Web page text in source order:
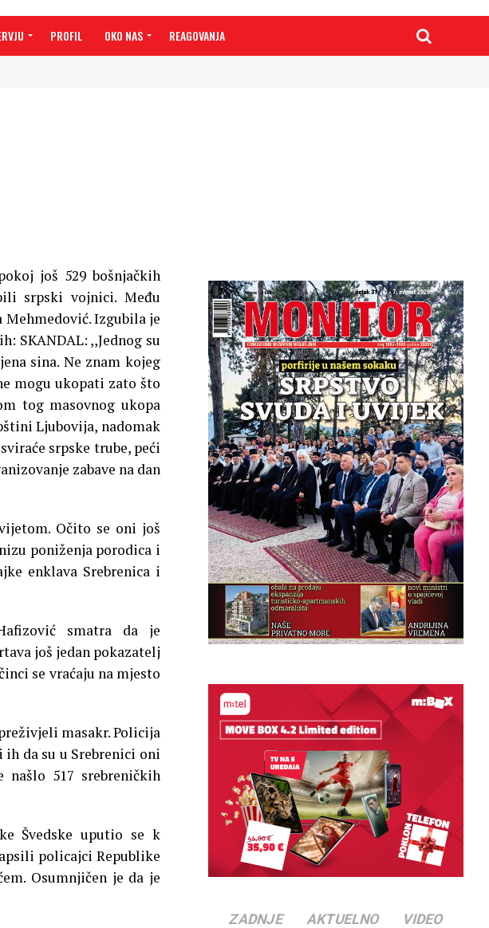
PROFIL OKO NAS REAGOVANJA
još 529 bošnjačkih
srpski vojnici. Među
Izgubila je
SKANDAL: ,,Jednog su
sina. Ne znam kojeg
mogu ukopati zato što
tog masovnog ukopa
Ljubovija, nadomak
srpske trube, peći
zabave na dan
Očito se oni još
poniženja porodica i
enklava Srebrenica i
smatra da je
još jedan pokazatelj
se vraćaju na mjesto
masakr. Policija
da su u Srebrenici oni
517 srebreničkih
Švedske uputio se k
policajci Republike
Osumnjičen je da je
ZADNJE AKTUELNO VIDEO